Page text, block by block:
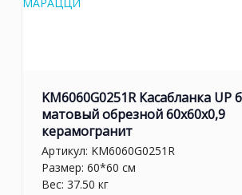
KM6060G0251R Касабланка UP
матовый обрезной 60x60x0,9
керамогранит
Артикул: KM6060G0251R
Размер: 60*60 см
Вес: 37.50 кг